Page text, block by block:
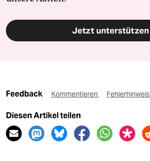
Jetzt unterstützen
Feedback Kommentieren Fehlerhinweis
Diesen Artikel teilen